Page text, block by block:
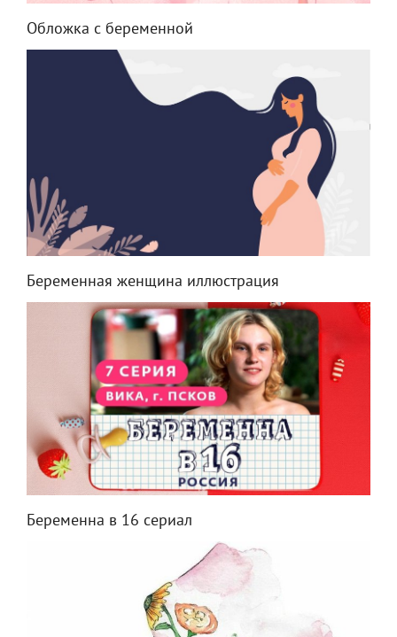
Обложка с беременной
Беременная женщина иллюстрация
Беременна в 16 сериал